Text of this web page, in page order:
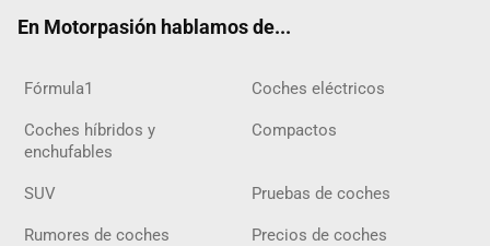
En Motorpasión hablamos de...
Fórmula1 Coches eléctricos
Coches híbridos y
enchufables
Compactos
SUV Pruebas de coches
Rumores de coches Precios de coches